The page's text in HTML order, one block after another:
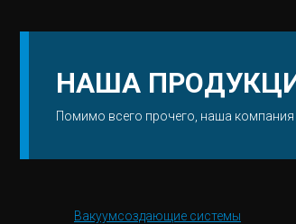
НАША
Помимо всего прочего, наша
Вакуумсоздающие системы